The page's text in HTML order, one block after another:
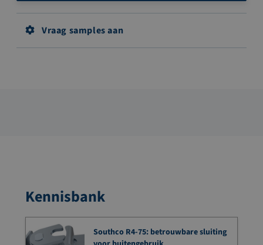
Vraag samples aan
Kennisbank
Southco R4-75: betrouwbare sluiting